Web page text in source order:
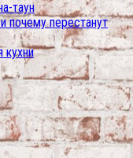
таун
почему перестанут
кухни